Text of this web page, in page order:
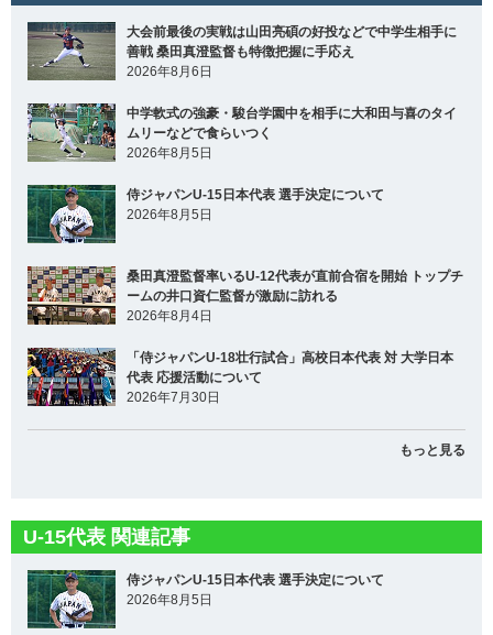
大会前最後の実戦は山田亮碩の好投などで中学生相手に
善戦 桑田真澄監督も特徴把握に手応え
2026年8月6日
中学軟式の強豪・駿台学園中を相手に大和田与喜のタイ
ムリーなどで食らいつく
2026年8月5日
侍ジャパンU-15日本代表 選手決定について
2026年8月5日
桑田真澄監督率いるU-12代表が直前合宿を開始 トップチ
ームの井口資仁監督が激励に訪れる
2026年8月4日
「侍ジャパンU-18壮行試合」高校日本代表 対 大学日本
代表 応援活動について
2026年7月30日
もっと見る
U-15代表 関連記事
侍ジャパンU-15日本代表 選手決定について
2026年8月5日